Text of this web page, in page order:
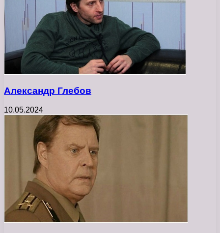
Александр Глебов
10.05.2024